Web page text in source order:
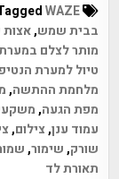
Tagged
WAZE
בבית שמש,אצות
מותר לצלם
טיול למערת
מלחמת ההתשה,
מפת הגעה,
עמוד ענן,צילום,
שורק,שימור,
תאורת לד